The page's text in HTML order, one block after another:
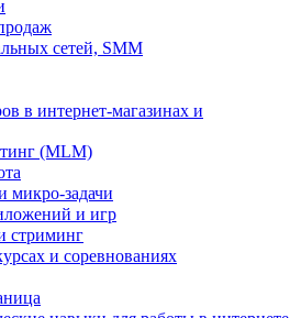
сетей, SMM
в интернет-магазинах и
(MLM)
микро-задачи
и игр
и соревнованиях